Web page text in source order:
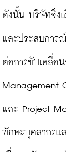
ดังนั้น บริษัทจึง
และประสบการ
ต่อการขับเคลื่อ
Management
และ Project
ทักษะบุคลากรแ